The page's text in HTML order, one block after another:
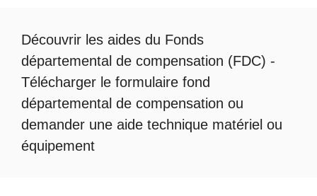
Découvrir les aides du Fonds
départemental de compensation (FDC) -
Télécharger le formulaire fond
départemental de compensation ou
demander une aide technique matériel ou
équipement